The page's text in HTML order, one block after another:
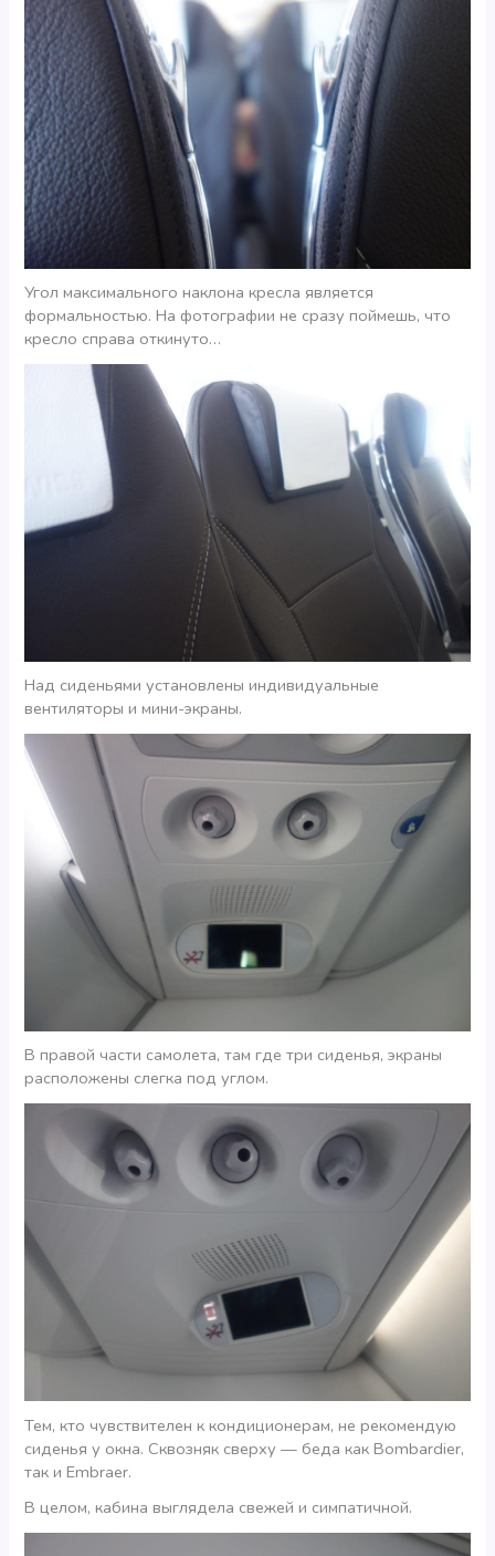
Угол максимального наклона кресла является
формальностью. На фотографии не сразу поймешь, что
кресло справа откинуто…
Над сиденьями установлены индивидуальные
вентиляторы и мини-экраны.
В правой части самолета, там где три сиденья, экраны
расположены слегка под углом.
Тем, кто чувствителен к кондиционерам, не рекомендую
сиденья у окна. Сквозняк сверху — беда как Bombardier,
так и Embraer.
В целом, кабина выглядела свежей и симпатичной.